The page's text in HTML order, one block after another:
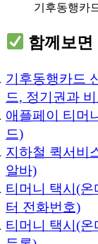
기후동행카
함께보면
기후동행카드
드, 정기권과
애플페이 티머
드)
지하철 퀵서비
알바)
티머니 택시(
터 전화번호)
티머니 택시(